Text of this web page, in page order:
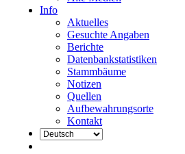
Info
Aktuelles
Gesuchte Angaben
Berichte
Datenbankstatistiken
Stammbäume
Notizen
Quellen
Aufbewahrungsorte
Kontakt